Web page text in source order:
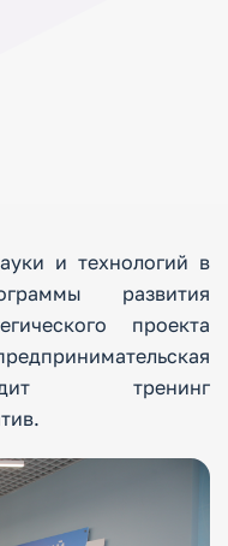
и технологий в
развития
проекта
тренинг